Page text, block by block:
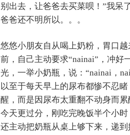
别出去，让爸爸去买菜呗！”我呆
爸爸还不明所以。。。
悠悠小朋友自从喝上奶粉，胃口
前，自己主动要求“nainai”，冲好
光，一举小奶瓶，说：“nainai，
以至于每天早上的尿布都惨不忍
醒，而是因尿布太重翻不动身而累
今天更过分，刚吃完晚饭半个小时
还主动把奶瓶从桌上够下来，递